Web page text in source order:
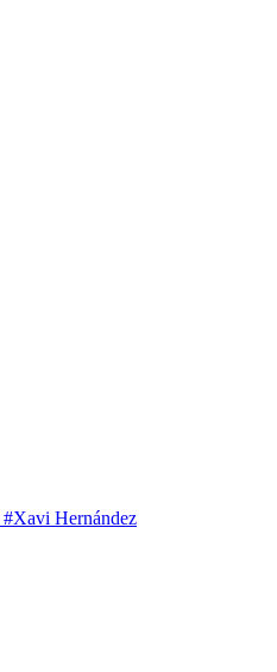
#Xavi Hernández